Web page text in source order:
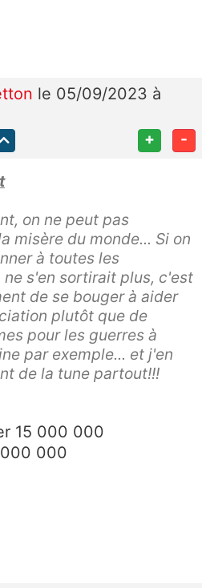
le 05/09/2023 à
+ -
on ne peut pas
misère du monde... Si on
à toutes les
ne s'en sortirait plus, c'est
de se bouger à aider
plutôt que de
pour les guerres à
par exemple... et j'en
de la tune partout!!!
15 000 000
000